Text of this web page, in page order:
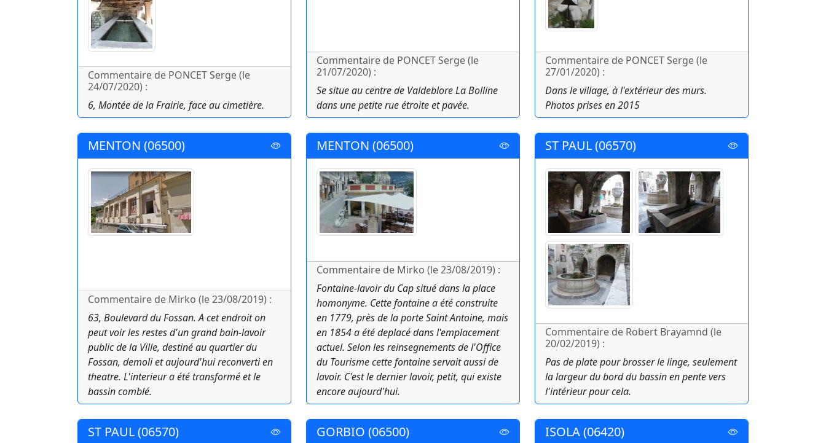
Commentaire de PONCET Serge (le
24/07/2020) :
6, Montée de la Frairie, face au cimetière.
Commentaire de PONCET Serge (le
21/07/2020) :
Se situe au centre de Valdeblore La Bolline
dans une petite rue étroite et pavée.
Commentaire de PONCET Serge (le
27/01/2020) :
Dans le village, à l'extérieur des murs.
Photos prises en 2015
MENTON (06500)
Commentaire de Mirko (le 23/08/2019) :
63, Boulevard du Fossan. A cet endroit on
peut voir les restes d'un grand bain-lavoir
public de la Ville, destiné au quartier du
Fossan, demoli et aujourd'hui reconverti en
theatre. L'interieur a été transformé et le
bassin comblé.
MENTON (06500)
Commentaire de Mirko (le 23/08/2019) :
Fontaine-lavoir du Cap situé dans la place
homonyme. Cette fontaine a été construite
en 1779, près de la porte Saint Antoine, mais
en 1854 a été deplacé dans l'emplacement
actuel. Selon les reinsegnements de l'Office
du Tourisme cette fontaine servait aussi de
lavoir. C'est le dernier lavoir, petit, qui existe
encore aujourd'hui.
ST PAUL (06570)
Commentaire de Robert Brayamnd (le
20/02/2019) :
Pas de plate pour brosser le linge, seulement
la largeur du bord du bassin en pente vers
l'intérieur pour cela.
ST PAUL (06570) GORBIO (06500) ISOLA (06420)